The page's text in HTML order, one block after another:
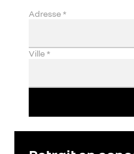
Adresse*
Ville*